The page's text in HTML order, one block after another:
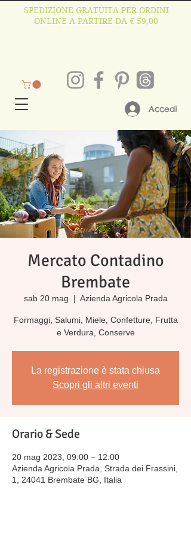
SPEDIZIONE GRATUITA PER ORDINI
ONLINE A PARTIRE DA € 59,00
Accedi
Mercato Contadino
Brembate
sab 20 mag
  |
Azienda Agricola Prada
Formaggi, Salumi, Miele, Confetture, Frutta
e Verdura, Conserve
La registrazione è stata chiusa
Scopri gli altri eventi
Orario & Sede
20 mag 2023, 09:00 – 12:00
Azienda Agricola Prada, Strada dei Frassini,
1, 24041 Brembate BG, Italia